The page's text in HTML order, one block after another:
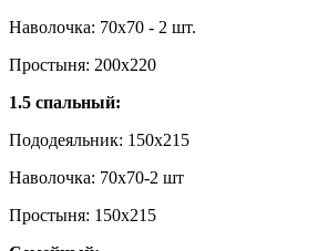
Наволочка: 70x70 - 2 шт.
Простыня: 200x220
1.5 спальный:
Пододеяльник: 150x215
Наволочка: 70х70-2 шт
Простыня: 150x215